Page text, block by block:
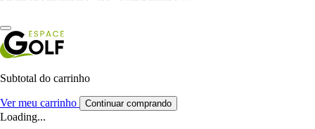
Subtotal do carrinho
Ver meu carrinho Continuar comprando
Loading...